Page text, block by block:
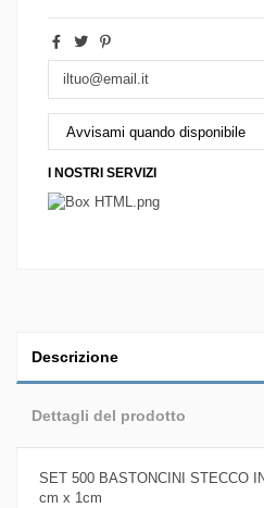
I NOSTRI SERVIZI
Descrizione
Dettagli del prodotto
SET 500 BASTONCINI STECCO
cm x 1cm